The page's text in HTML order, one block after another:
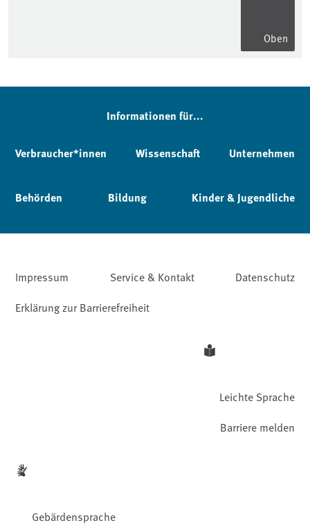
Oben
Informationen für...
Verbraucher*innen Wissenschaft Unternehmen
Behörden Bildung Kinder & Jugendliche
Impressum Service & Kontakt
Datenschutz
Erklärung zur Barrierefreiheit
Leichte Sprache
Gebärdensprache
Barriere melden